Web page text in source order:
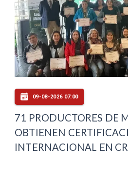
09-08-2026 07:00
71 PRODUCTORES DE
OBTIENEN
INTERNACIONAL EN